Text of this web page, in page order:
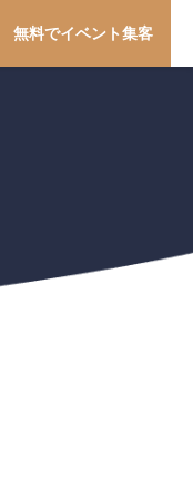
無料でイベント集客